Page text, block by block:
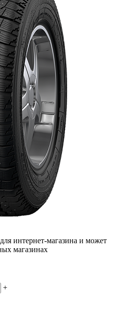
интернет-магазина и может
магазинах
+